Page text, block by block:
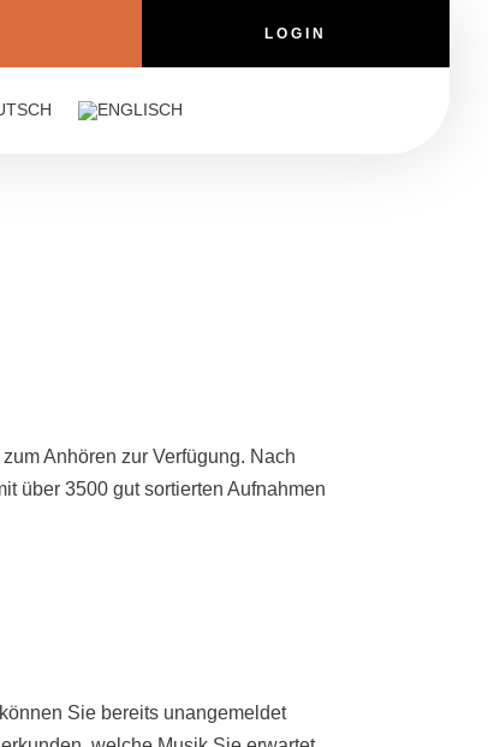
LOGIN
Anhören zur Verfügung. Nach
über 3500 gut sortierten Aufnahmen
Sie bereits unangemeldet